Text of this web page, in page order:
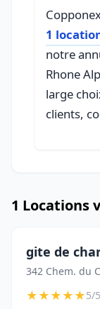
1
notre
Rhone
large
clients,
1 Locations
gite de
342 Chem. du
★★★★★5/5